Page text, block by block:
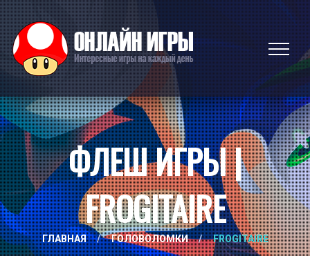
ФЛЕШ ИГРЫ |
FROGITAIRE
ГЛАВНАЯ / ГОЛОВОЛОМКИ / FROGITAIRE